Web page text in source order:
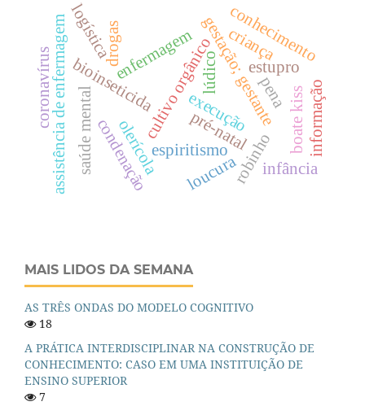
bioinseticidacultivo orgânico
olerícola
assistência de enfermagem pré-natal
gestação; gestante
criança
lúdico
enfermagem
saúde mental robinho
estupro
condenação
pena
execução
coronavírus
espiritismo
loucura infância
drogas
informação
conhecimento
boate kiss
logística
MAIS LIDOS DA SEMANA
AS TRÊS ONDAS DO MODELO COGNITIVO
18
A PRÁTICA INTERDISCIPLINAR NA CONSTRUÇÃO DE
CONHECIMENTO: CASO EM UMA INSTITUIÇÃO DE
ENSINO SUPERIOR
7